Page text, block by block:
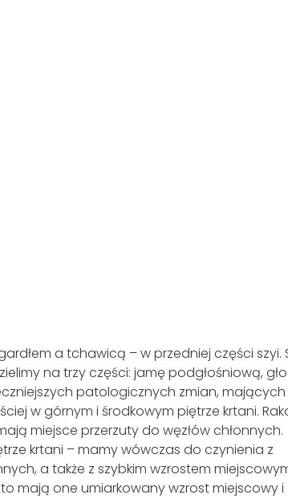
a tchawicą – w przedniej części szyi.
na trzy części: jamę podgłośniową,
patologicznych zmian, mających
w górnym i środkowym piętrze krtani.
miejsce przerzuty do węzłów chłonnych.
krtani – mamy wówczas do czynienia z
a także z szybkim wzrostem
mają one umiarkowany wzrost miejscowy i